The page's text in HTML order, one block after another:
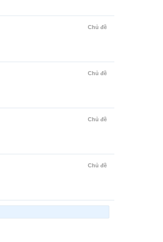
Chủ đề
Chủ đề
Chủ đề
Chủ đề